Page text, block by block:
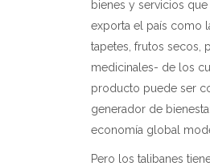
bienes y servicios
exporta el país como
tapetes, frutos secos,
medicinales- de los
producto puede ser
generador de
economía global
Pero los talibanes